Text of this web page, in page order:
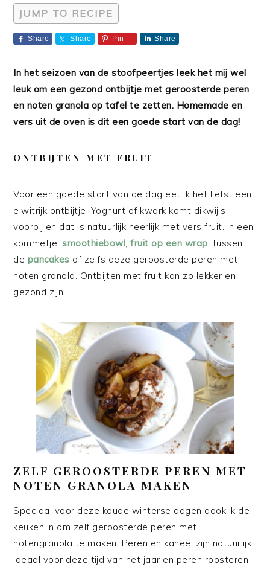
JUMP TO RECIPE
Share Share Pin Share
In het seizoen van de stoofpeertjes leek het mij wel
leuk om een gezond ontbijtje met geroosterde peren
en noten granola op tafel te zetten. Homemade en
vers uit de oven is dit een goede start van de dag!
ONTBIJTEN MET FRUIT
Voor een goede start van de dag eet ik het liefst een
eiwitrijk ontbijtje. Yoghurt of kwark komt dikwijls
voorbij en dat is natuurlijk heerlijk met vers fruit. In een
kommetje,smoothiebowl,fruit op een wrap, tussen
de pancakes of zelfs deze geroosterde peren met
noten granola. Ontbijten met fruit kan zo lekker en
gezond zijn.
ZELF GEROOSTERDE PEREN MET
NOTEN GRANOLA MAKEN
Speciaal voor deze koude winterse dagen dook ik de
keuken in om zelf geroosterde peren met
notengranola te maken. Peren en kaneel zijn natuurlijk
ideaal voor deze tijd van het jaar en peren roosteren